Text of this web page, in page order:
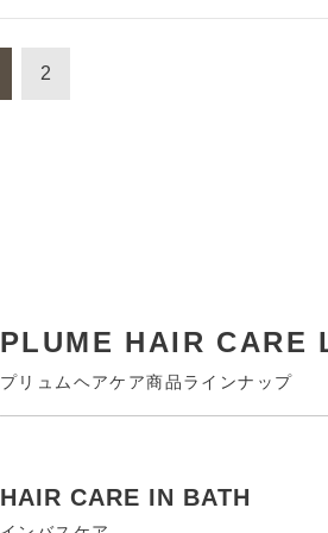
2
PLUME HAIR CARE
プリュムヘアケア商品ラインナップ
HAIR CARE IN BATH